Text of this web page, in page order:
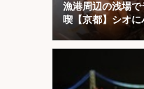
漁港周辺の浅場
喫【京都】シオ
ッチ！